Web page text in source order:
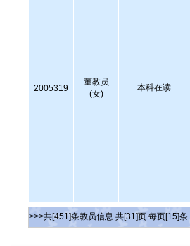
2005319
董教员
(女)
本科在读
>>>共[451]条教员信息 共[31]页 每页[15]条